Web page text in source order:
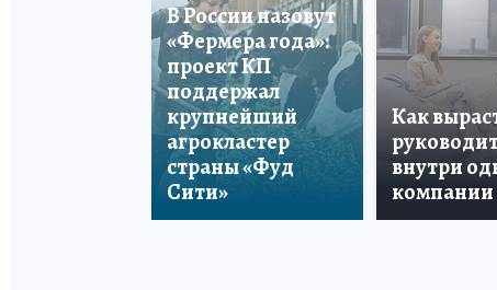
В России назовут
«Фермера года»:
проект КП
поддержал
крупнейший
агрокластер
страны «Фуд
Сити»
Как
внутри
компании